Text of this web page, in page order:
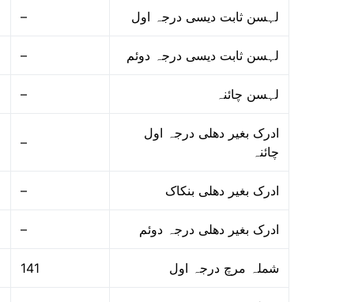
– لہسن ثابت دیسی درجہ اول
– لہسن ثابت دیسی درجہ دوئم
– لہسن چائنہ
–
ادرک بغیر دھلی درجہ اول
چائنہ
– ادرک بغیر دھلی بنکاک
– ادرک بغیر دھلی درجہ دوئم
141 شملہ مرچ درجہ اول